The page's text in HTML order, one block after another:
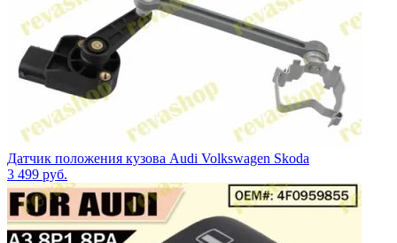
Датчик положения кузова Audi Volkswagen Skoda
3 499 руб.